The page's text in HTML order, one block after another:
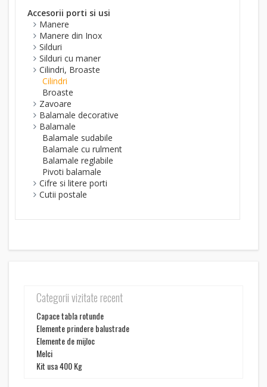
Accesorii porti si usi
Manere
Manere din Inox
Silduri
Silduri cu maner
Cilindri, Broaste
Cilindri
Broaste
Zavoare
Balamale decorative
Balamale
Balamale sudabile
Balamale cu rulment
Balamale reglabile
Pivoti balamale
Cifre si litere porti
Cutii postale
Categorii vizitate recent
Capace tabla rotunde
Elemente prindere balustrade
Elemente de mijloc
Melci
Kit usa 400 Kg